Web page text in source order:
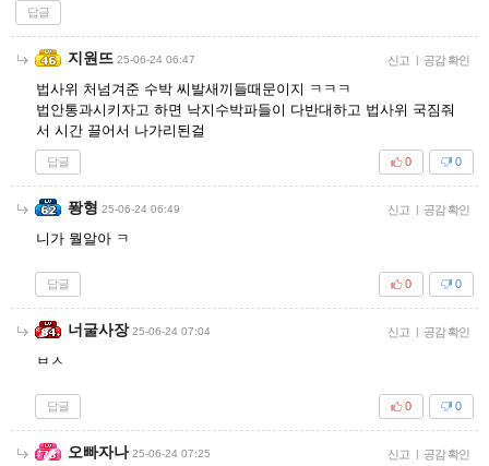
답글
지원뜨 25-06-24 06:47 신고 | 공감 확인
법사위 처넘겨준 수박 씨발새끼들때문이지 ㅋㅋㅋ
법안통과시키자고 하면 낙지수박파들이 다반대하고 법사위 국짐줘
서 시간 끌어서 나가리된걸
답글 0
0
퐝형 25-06-24 06:49 신고 | 공감 확인
니가 뭘알아 ㅋ
답글 0
0
너굴사장 25-06-24 07:04 신고 | 공감 확인
ㅂㅅ
답글 0
0
오빠자나 25-06-24 07:25 신고 | 공감 확인